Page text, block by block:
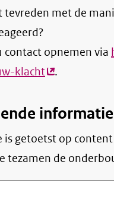
tevreden met de
contact opnemen via
klacht(externe
.
is getoetst op
tezamen de